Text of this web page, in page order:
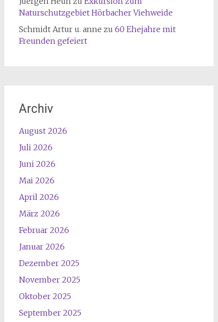
Naturschutzgebiet Hörbacher Viehweide
Schmidt Artur u. anne zu 60 Ehejahre mit
Freunden gefeiert
Archiv
August 2026
Juli 2026
Juni 2026
Mai 2026
April 2026
März 2026
Februar 2026
Januar 2026
Dezember 2025
November 2025
Oktober 2025
September 2025